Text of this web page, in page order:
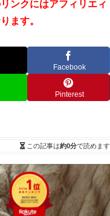
ンクにはアフィリエィ
ます。
Facebook
Pinterest
この記事は約0分で読めます